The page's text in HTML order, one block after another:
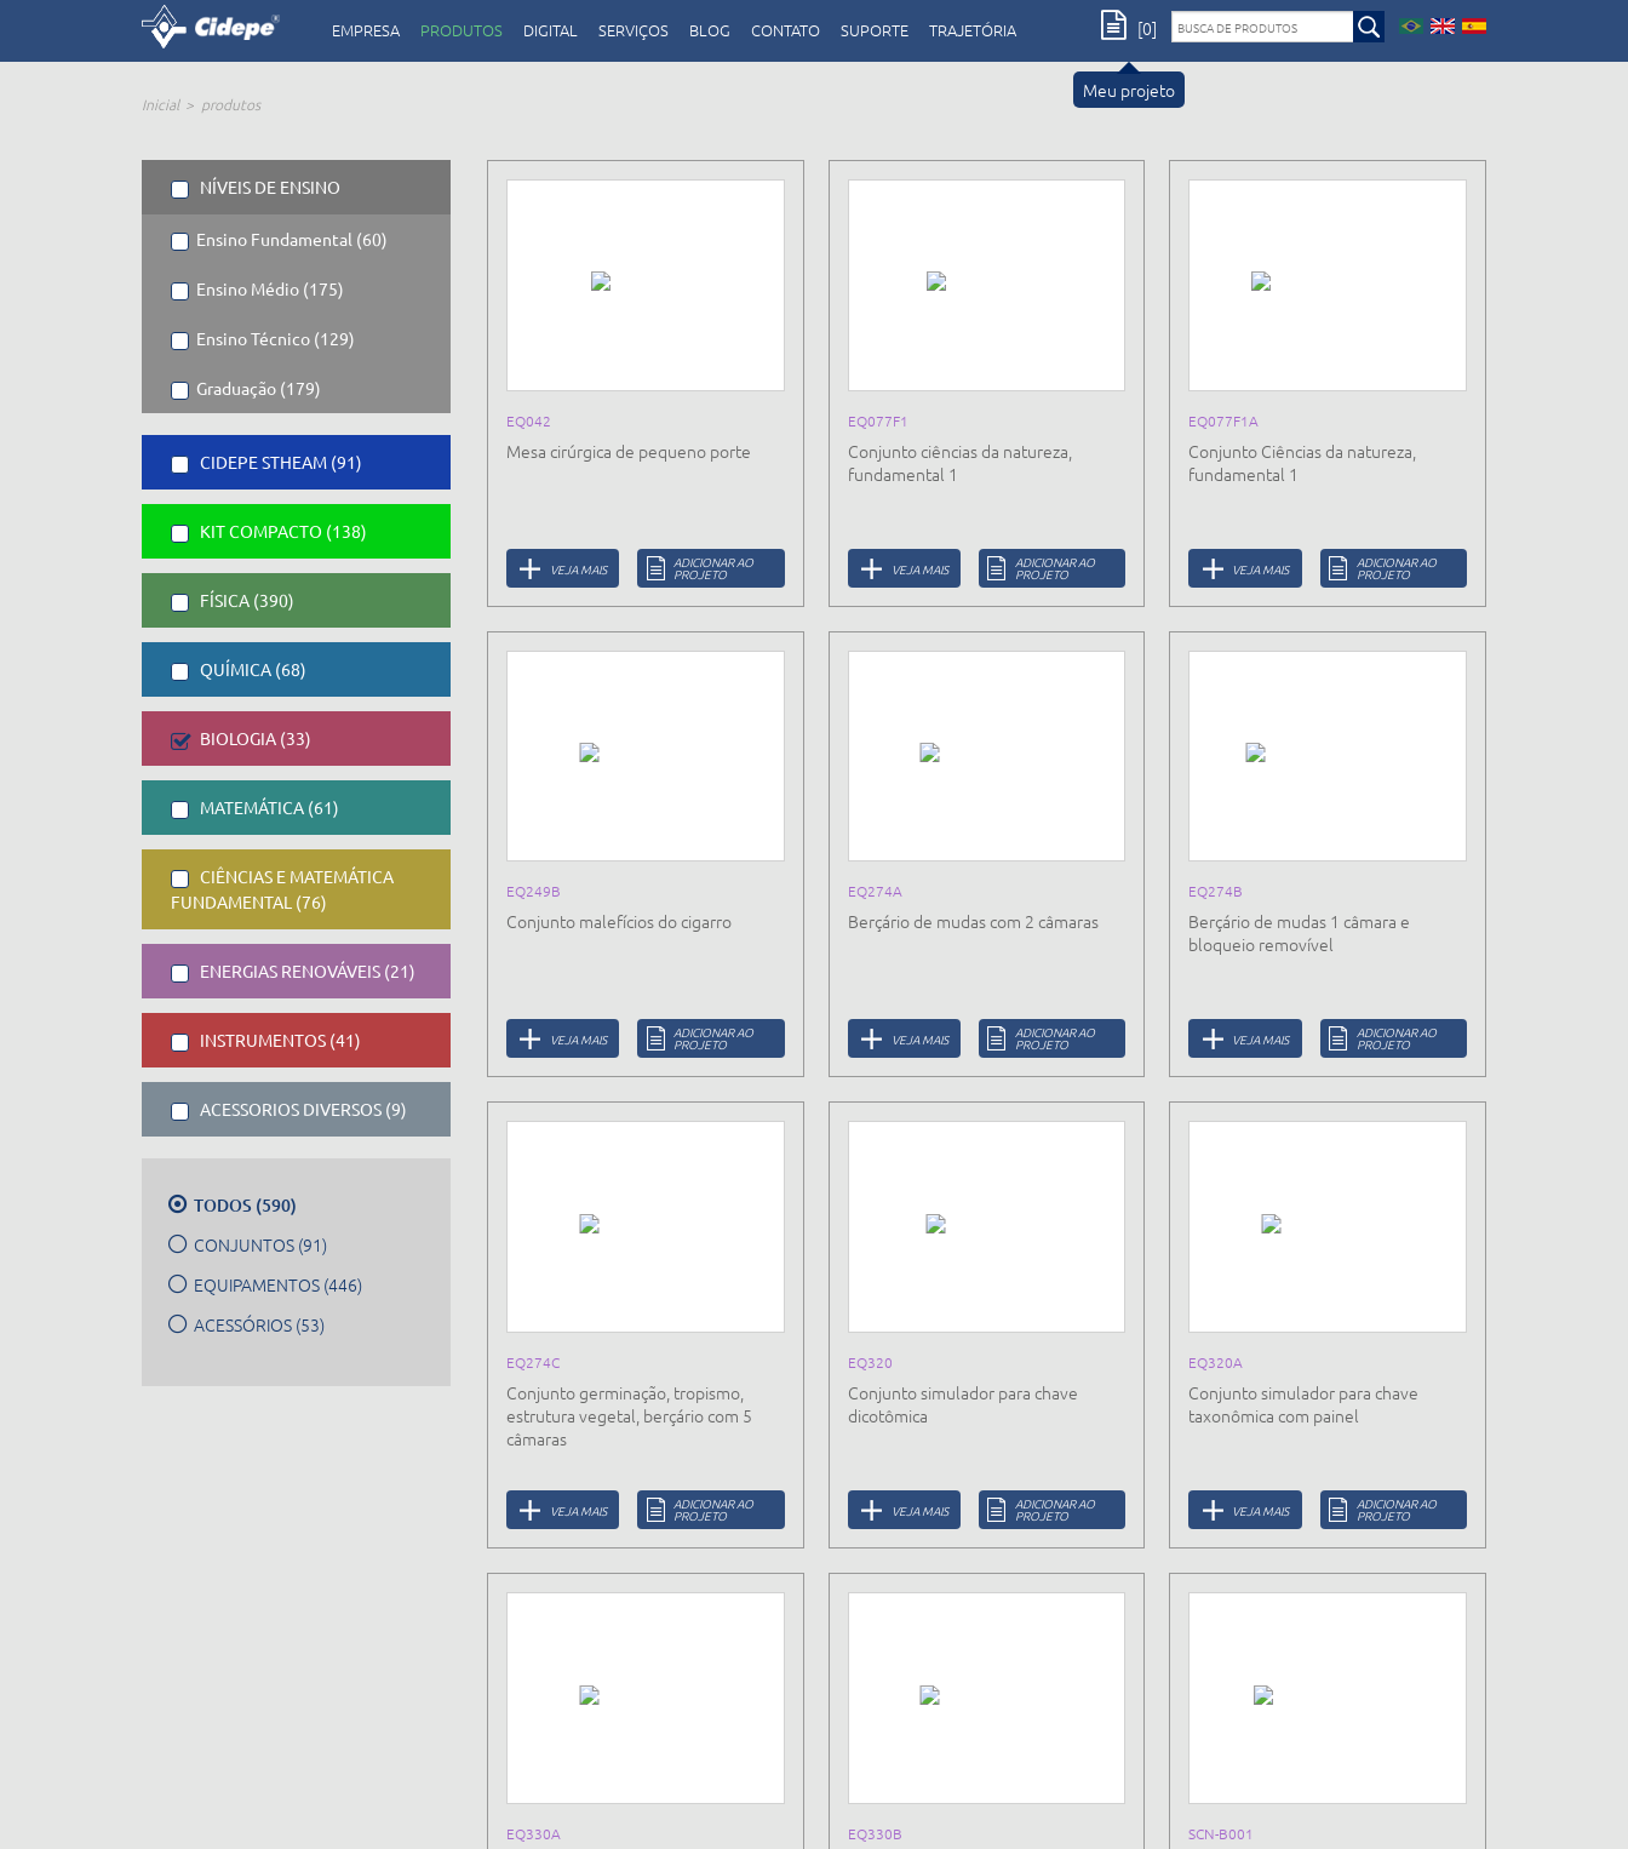
EMPRESA PRODUTOS DIGITAL SERVIÇOS BLOG CONTATO SUPORTE TRAJETÓRIA
Meu projeto
[0]
Inicial produtos
NÍVEIS DE ENSINO
Ensino Fundamental (60)
Ensino Médio (175)
Ensino Técnico (129)
Graduação (179)
CIDEPE STHEAM (91)
KIT COMPACTO (138)
FÍSICA (390)
QUÍMICA (68)
BIOLOGIA (33)
MATEMÁTICA (61)
CIÊNCIAS E MATEMÁTICA
FUNDAMENTAL (76)
ENERGIAS RENOVÁVEIS (21)
INSTRUMENTOS (41)
ACESSORIOS DIVERSOS (9)
TODOS (590)
CONJUNTOS (91)
EQUIPAMENTOS (446)
ACESSÓRIOS (53)
EQ042
Mesa cirúrgica de pequeno porte
VEJA MAIS ADICIONAR AO
PROJETO
EQ077F1
Conjunto ciências da natureza,
fundamental 1
VEJA MAIS ADICIONAR AO
PROJETO
EQ077F1A
Conjunto Ciências da natureza,
fundamental 1
VEJA MAIS ADICIONAR AO
PROJETO
EQ249B
Conjunto malefícios do cigarro
VEJA MAIS ADICIONAR AO
PROJETO
EQ274A
Berçário de mudas com 2 câmaras
VEJA MAIS ADICIONAR AO
PROJETO
EQ274B
Berçário de mudas 1 câmara e
bloqueio removível
VEJA MAIS ADICIONAR AO
PROJETO
EQ274C
Conjunto germinação, tropismo,
estrutura vegetal, berçário com 5
câmaras
VEJA MAIS ADICIONAR AO
PROJETO
EQ320
Conjunto simulador para chave
dicotômica
VEJA MAIS ADICIONAR AO
PROJETO
EQ320A
Conjunto simulador para chave
taxonômica com painel
VEJA MAIS ADICIONAR AO
PROJETO
EQ330A EQ330B SCN-B001